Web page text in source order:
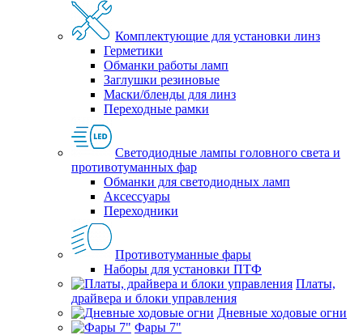
Комплектующие для установки линз
Герметики
Обманки работы ламп
Заглушки резиновые
Маски/бленды для линз
Переходные рамки
Светодиодные лампы головного света и
противотуманных фар
Обманки для светодиодных ламп
Аксессуары
Переходники
Противотуманные фары
Наборы для установки ПТФ
Платы,
драйвера и блоки управления
Дневные ходовые огни
Фары 7"